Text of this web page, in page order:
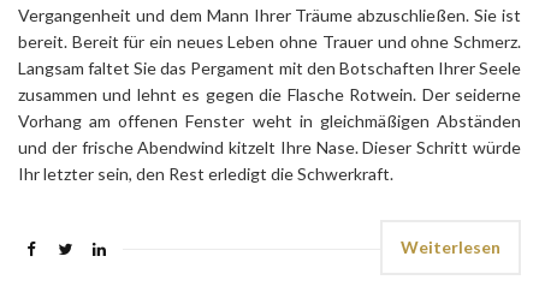
Vergangenheit und dem Mann Ihrer Träume abzuschließen. Sie ist
bereit. Bereit für ein neues Leben ohne Trauer und ohne Schmerz.
Langsam faltet Sie das Pergament mit den Botschaften Ihrer Seele
zusammen und lehnt es gegen die Flasche Rotwein. Der seiderne
Vorhang am offenen Fenster weht in gleichmäßigen Abständen
und der frische Abendwind kitzelt Ihre Nase. Dieser Schritt würde
Ihr letzter sein, den Rest erledigt die Schwerkraft.
Weiterlesen